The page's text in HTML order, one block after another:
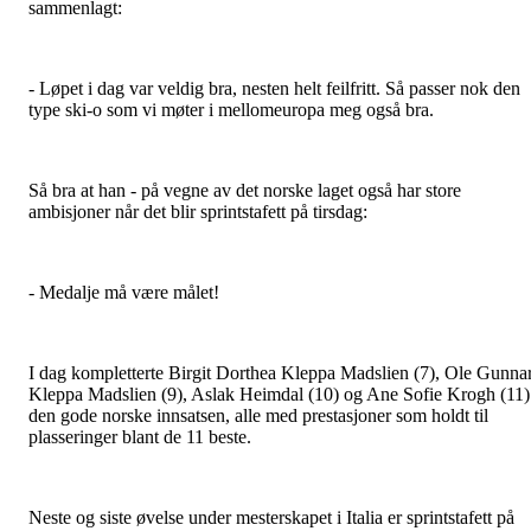
sammenlagt:
- Løpet i dag var veldig bra, nesten helt feilfritt. Så passer nok den
type ski-o som vi møter i mellomeuropa meg også bra.
Så bra at han - på vegne av det norske laget også har store
ambisjoner når det blir sprintstafett på tirsdag:
- Medalje må være målet!
I dag kompletterte Birgit Dorthea Kleppa Madslien (7), Ole
Kleppa Madslien (9), Aslak Heimdal (10) og Ane Sofie Krogh (11)
den gode norske innsatsen, alle med prestasjoner som holdt til
plasseringer blant de 11 beste.
Neste og siste øvelse under mesterskapet i Italia er sprintstafett på